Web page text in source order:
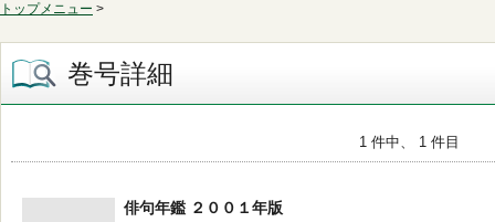
トップメニュー >
巻号詳細
1 件中、 1 件目
俳句年鑑 ２００１年版